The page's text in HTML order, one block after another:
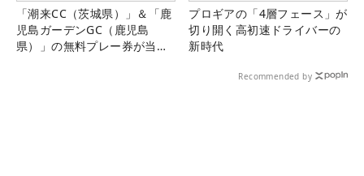
「潮来CC（茨城県）」＆「鹿
児島ガーデンGC（鹿児島
県）」の無料プレー券が当た
プロギアの「4層フェース」が
切り開く高初速ドライバーの
新時代
Recommended by